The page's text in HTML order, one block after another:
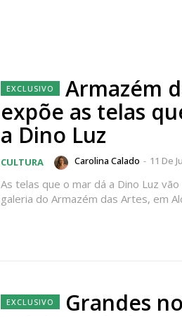
Armazém
expõe as telas
a Dino Luz
CULTURA Carolina Calado - 11 De
As telas que o mar dá a Dino Luz
galeria do Armazém das Artes, em
Grandes